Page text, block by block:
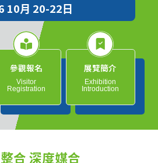
10月 20-22日
參觀報名
Visitor
Registration
展覽簡介
Exhibition
Introduction
合 深度媒合